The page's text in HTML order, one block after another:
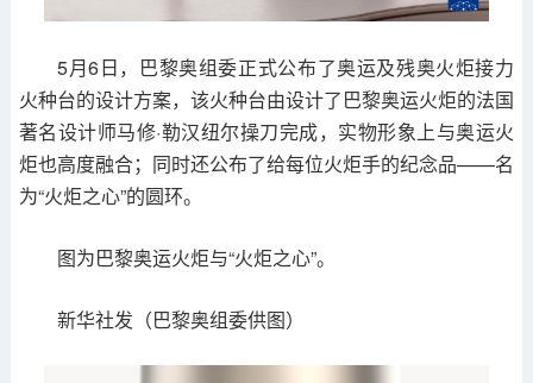
5月6日，巴黎奥组委正式公布了奥运及残奥火炬接力
火种台的设计方案，该火种台由设计了巴黎奥运火炬的法国
著名设计师马修·勒汉纽尔操刀完成，实物形象上与奥运火
炬也高度融合；同时还公布了给每位火炬手的纪念品——名
为“火炬之心”的圆环。
图为巴黎奥运火炬与“火炬之心”。
新华社发（巴黎奥组委供图）